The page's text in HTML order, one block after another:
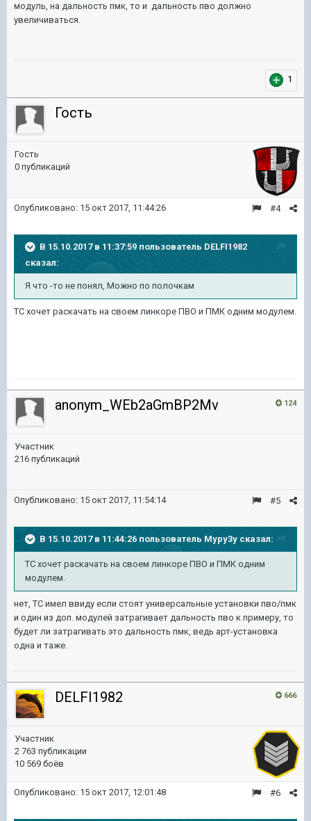
модуль, на дальность пмк, то и дальность пво должно
увеличиваться.
1
Гость
Гость
0 публикаций
#4
Опубликовано: 15 окт 2017, 11:44:26
В 15.10.2017 в 11:37:59 пользователь DELFI1982
сказал:
Я что -то не понял, Можно по полочкам
ТС хочет раскачать на своем линкоре ПВО и ПМК одним модулем.
124
anonym_WEb2aGmBP2Mv
Участник
216 публикаций
#5
Опубликовано: 15 окт 2017, 11:54:14
В 15.10.2017 в 11:44:26 пользователь Mypy3y сказал:
ТС хочет раскачать на своем линкоре ПВО и ПМК одним
модулем.
нет, ТС имел ввиду если стоят универсальные установки пво/пмк
и один из доп. модулей затрагивает дальность пво к примеру, то
будет ли затрагивать это дальность пмк, ведь арт-установка
одна и таже.
666
DELFI1982
Участник
2 763 публикации
10 569 боёв
#6
Опубликовано: 15 окт 2017, 12:01:48